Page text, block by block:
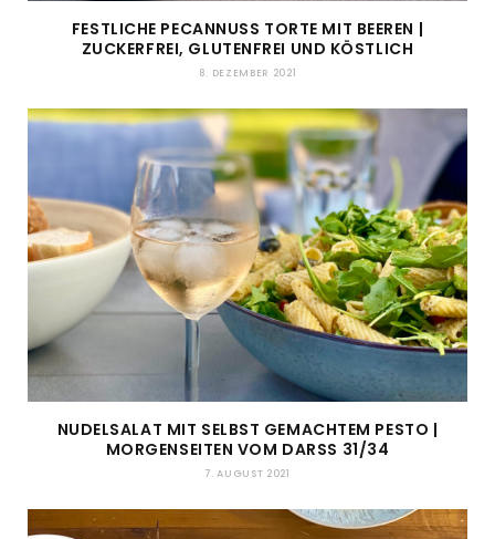
FESTLICHE PECANNUSS TORTE MIT BEEREN |
ZUCKERFREI, GLUTENFREI UND KÖSTLICH
8. DEZEMBER 2021
NUDELSALAT MIT SELBST GEMACHTEM PESTO |
MORGENSEITEN VOM DARSS 31/34
7. AUGUST 2021